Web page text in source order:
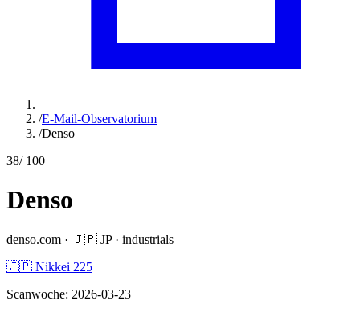
/E-Mail-Observatorium
/Denso
38/ 100
Denso
denso.com · 🇯🇵 JP· industrials
🇯🇵 Nikkei 225
Scanwoche: 2026-03-23